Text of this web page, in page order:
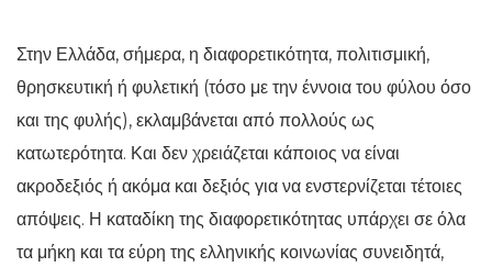
Στην Ελλάδα, σήμερα, η διαφορετικότητα, πολιτισμική,
θρησκευτική ή φυλετική (τόσο με την έννοια του φύλου όσο
και της φυλής), εκλαμβάνεται από πολλούς ως
κατωτερότητα. Και δεν χρειάζεται κάποιος να είναι
ακροδεξιός ή ακόμα και δεξιός για να ενστερνίζεται τέτοιες
απόψεις. Η καταδίκη της διαφορετικότητας υπάρχει σε όλα
τα μήκη και τα εύρη της ελληνικής κοινωνίας συνειδητά,